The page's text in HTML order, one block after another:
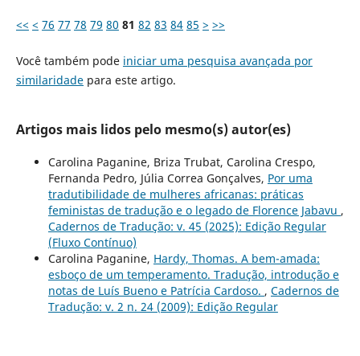
<< < 76 77 78 79 80 81 82 83 84 85 > >>
Você também pode iniciar uma pesquisa avançada por
similaridadepara este artigo.
Artigos mais lidos pelo mesmo(s) autor(es)
Carolina Paganine, Briza Trubat, Carolina Crespo,
Fernanda Pedro, Júlia Correa Gonçalves, Por uma
tradutibilidade de mulheres africanas: práticas
feministas de tradução e o legado de Florence Jabavu ,
Cadernos de Tradução: v. 45 (2025): Edição Regular
(Fluxo Contínuo)
Carolina Paganine, Hardy, Thomas. A bem-amada:
esboço de um temperamento. Tradução, introdução e
notas de Luís Bueno e Patrícia Cardoso. , Cadernos de
Tradução: v. 2 n. 24 (2009): Edição Regular